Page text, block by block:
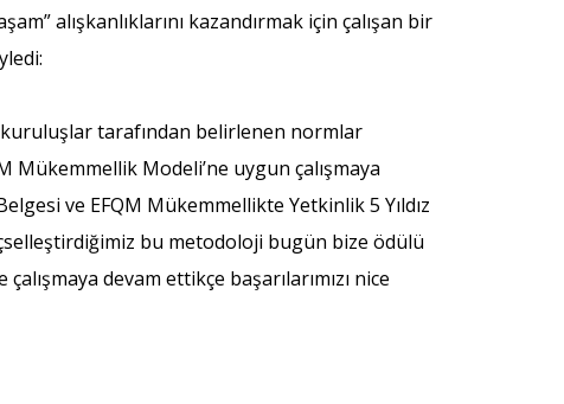
alışkanlıklarını kazandırmak için çalışan bir
tarafından belirlenen normlar
Mükemmellik Modeli’ne uygun çalışmaya
ve EFQM Mükemmellikte Yetkinlik 5 Yıldız
bu metodoloji bugün bize ödülü
devam ettikçe başarılarımızı nice